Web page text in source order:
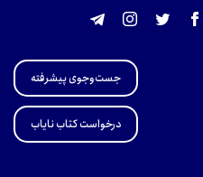
جست‌وجوی پیشرفته
درخواست کتاب نایاب